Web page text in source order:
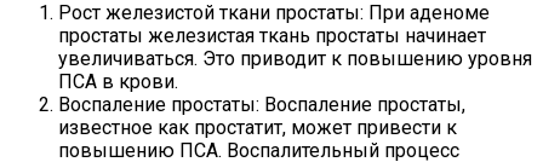
Рост железистой ткани простаты: При аденоме
простаты железистая ткань простаты начинает
увеличиваться. Это приводит к повышению уровня
ПСА в крови.
Воспаление простаты: Воспаление простаты,
известное как простатит, может привести к
повышению ПСА. Воспалительный процесс